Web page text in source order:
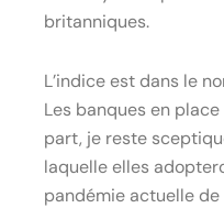
britanniques.
L’indice est dans le
Les banques en
part, je reste
laquelle elles
pandémie actuelle de